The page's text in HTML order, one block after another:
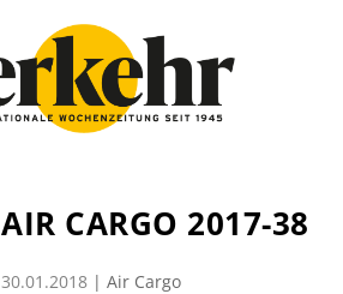
AIR CARGO 2017-38
30.01.2018 | Air Cargo